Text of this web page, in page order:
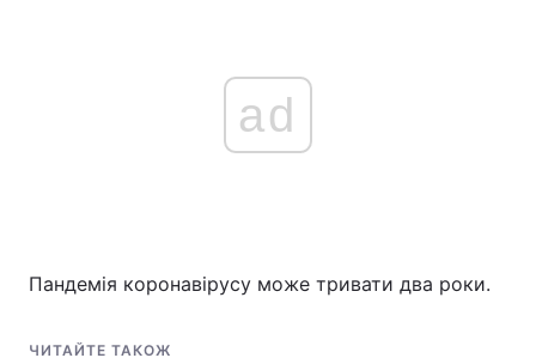
ad
Пандемія коронавірусу може тривати два роки.
ЧИТАЙТЕ ТАКОЖ